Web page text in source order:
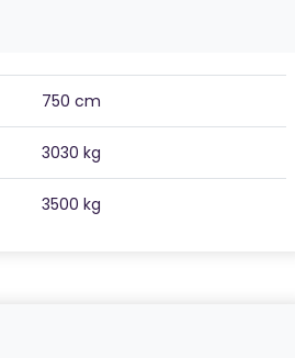
750 cm
3030 kg
3500 kg